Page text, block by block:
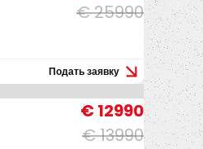
€ 25990
Подать заявку
€ 13990
€ 12990